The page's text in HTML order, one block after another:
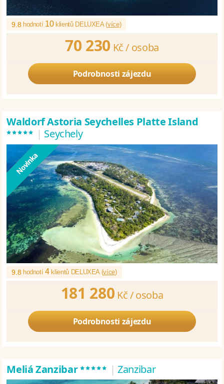
9.8 hodnotí 10klientů DELUXEA (více)
70 230 Kč / osoba
Podrobnosti zájezdu
Waldorf Astoria Seychelles Platte Island
***** | Seychely
9.8 hodnotí4klientů DELUXEA (více)
181 280 Kč /osoba
Podrobnosti zájezdu
Meliá Zanzibar***** | Zanzibar